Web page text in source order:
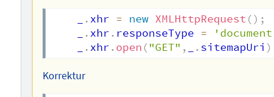
. xhr = new XMLHttpRequest () ;
. xhr . responseType =
. xhr . open ("GET" , . sitemapUri )
Korrektur